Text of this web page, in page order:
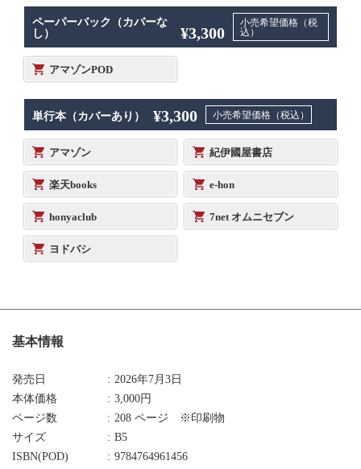
ペーパーバック（カバーな
し）
¥3,300
小売希望価格（税
込）
アマゾンPOD
単行本（カバーあり） ¥3,300 小売希望価格（税込）
アマゾン 紀伊國屋書店
楽天books e-hon
honyaclub 7net オムニセブン
ヨドバシ
基本情報
発売日
2026年7月3日
本体価格
3,000円
ページ数
208 ページ ※印刷物
サイズ
B5
ISBN(POD)
9784764961456